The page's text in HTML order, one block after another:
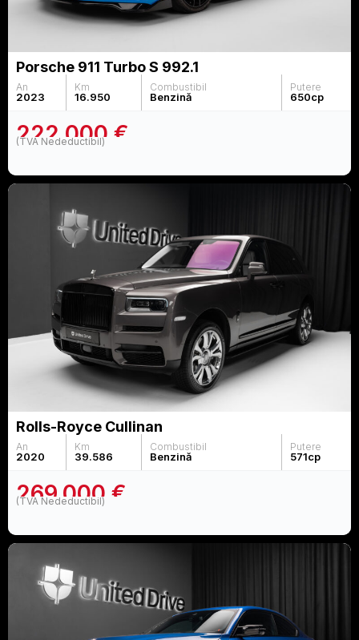
Porsche 911 Turbo S 992.1
An
2023
Km
16.950
Combustibil
Benzină
Putere
650cp
222.000 €
(TVA Nedeductibil)
Rolls-Royce Cullinan
An
2020
Km
39.586
Combustibil
Benzină
Putere
571cp
269.000 €
(TVA Nedeductibil)